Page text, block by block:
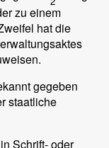
zu einem
hat die
gegeben
staatliche
Schrift- oder